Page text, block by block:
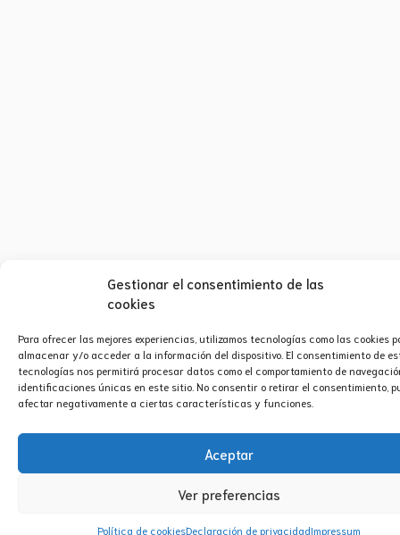
Gestionar el consentimiento de las
cookies
Para ofrecer las mejores experiencias, utilizamos tecnologías como las cookies
almacenar y/o acceder a la información del dispositivo. El consentimiento de
tecnologías nos permitirá procesar datos como el comportamiento de
identificaciones únicas en este sitio. No consentir o retirar el consentimiento,
afectar negativamente a ciertas características y funciones.
Aceptar
Ver preferencias
Política de cookiesDeclaración de privacidadImpressum